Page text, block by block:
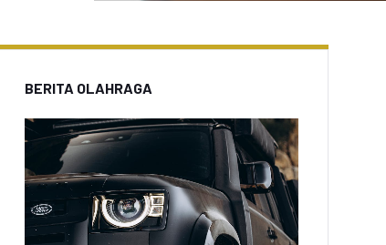
BERITA OLAHRAGA